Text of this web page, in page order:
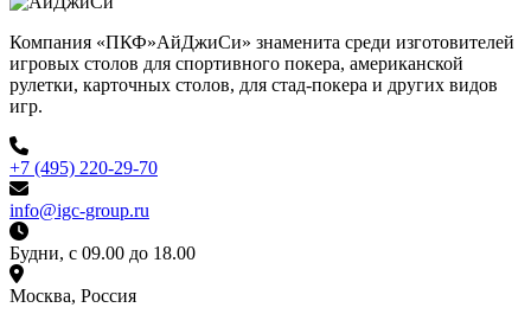
Компания «ПКФ»АйДжиСи» знаменита среди изготовителей
игровых столов для спортивного покера, американской
рулетки, карточных столов, для стад-покера и других видов
игр.
+7 (495) 220-29-70
info@igc-group.ru
Будни, с 09.00 до 18.00
Москва, Россия